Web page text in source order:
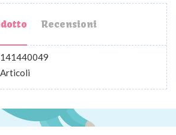
Recensioni